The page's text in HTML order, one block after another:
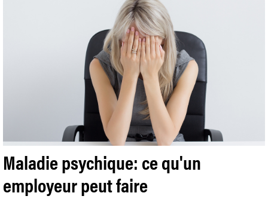
Maladie psychique: ce qu'un
employeur peut faire